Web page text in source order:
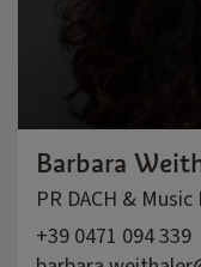
Barbara
PR DACH &
+39 0471 094 339